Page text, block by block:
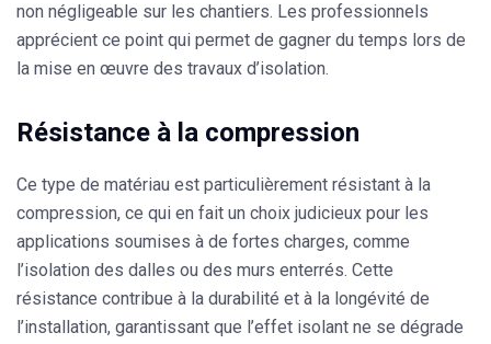
non négligeable sur les chantiers. Les professionnels
apprécient ce point qui permet de gagner du temps lors de
la mise en œuvre des travaux d’isolation.
Résistance à la compression
Ce type de matériau est particulièrement résistant à la
compression, ce qui en fait un choix judicieux pour les
applications soumises à de fortes charges, comme
l’isolation des dalles ou des murs enterrés. Cette
résistance contribue à la durabilité et à la longévité de
l’installation, garantissant que l’effet isolant ne se dégrade